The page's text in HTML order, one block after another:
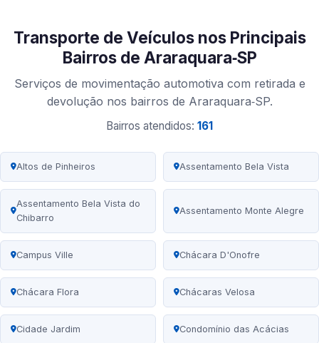
Transporte de Veículos nos Principais
Bairros de Araraquara‑SP
Serviços de movimentação automotiva com retirada e
devolução nos bairros de Araraquara‑SP.
Bairros atendidos: 161
Altos de Pinheiros Assentamento Bela Vista
Assentamento Bela Vista do
Chibarro
Assentamento Monte Alegre
Campus Ville Chácara D'Onofre
Chácara Flora Chácaras Velosa
Cidade Jardim Condomínio das Acácias